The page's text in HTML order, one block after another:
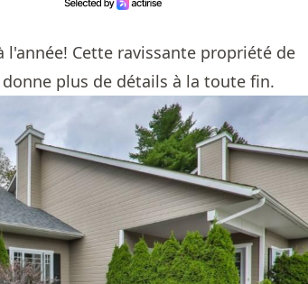
l'année! Cette ravissante propriété de
plus de détails à la toute fin.